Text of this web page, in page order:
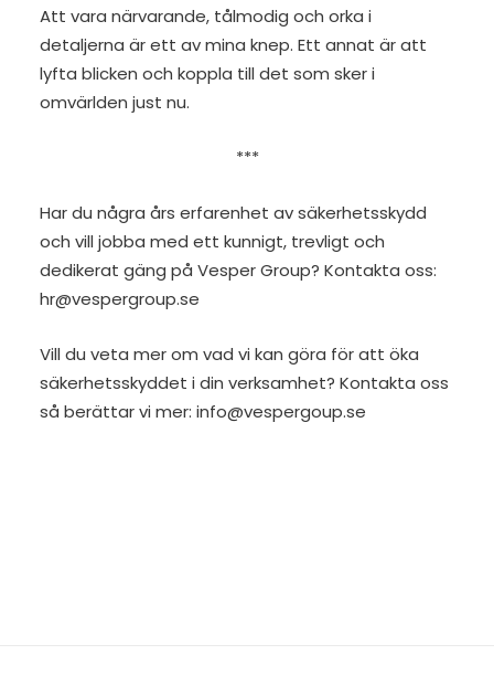
Att vara närvarande, tålmodig och orka i
detaljerna är ett av mina knep. Ett annat är att
lyfta blicken och koppla till det som sker i
omvärlden just nu.
***
Har du några års erfarenhet av säkerhetsskydd
och vill jobba med ett kunnigt, trevligt och
dedikerat gäng på Vesper Group? Kontakta oss:
hr@vespergroup.se
Vill du veta mer om vad vi kan göra för att öka
säkerhetsskyddet i din verksamhet? Kontakta oss
så berättar vi mer: info@vespergoup.se